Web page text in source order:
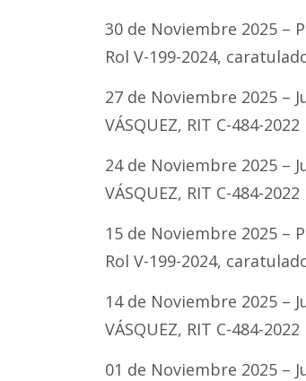
30 de Noviembre 2025 –
Rol V-199-2024,
27 de Noviembre 2025 –
VÁSQUEZ, RIT C-484-2022
24 de Noviembre 2025 –
VÁSQUEZ, RIT C-484-2022
15 de Noviembre 2025 –
Rol V-199-2024,
14 de Noviembre 2025 –
VÁSQUEZ, RIT C-484-2022
01 de Noviembre 2025 –